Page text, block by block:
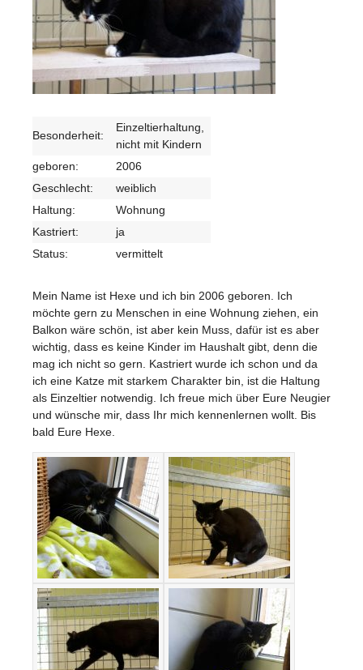
Besonderheit:
Einzeltierhaltung,
nicht mit Kindern
geboren:
2006
Geschlecht:
weiblich
Haltung:
Wohnung
Kastriert:
ja
Status:
vermittelt
Mein Name ist Hexe und ich bin 2006 geboren. Ich
möchte gern zu Menschen in eine Wohnung ziehen, ein
Balkon wäre schön, ist aber kein Muss, dafür ist es aber
wichtig, dass es keine Kinder im Haushalt gibt, denn die
mag ich nicht so gern. Kastriert wurde ich schon und da
ich eine Katze mit starkem Charakter bin, ist die Haltung
als Einzeltier notwendig. Ich freue mich über Eure Neugier
und wünsche mir, dass Ihr mich kennenlernen wollt. Bis
bald Eure Hexe.